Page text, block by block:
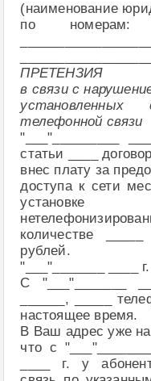
(наименование
по номерам:
ПРЕТЕНЗИЯ
в связи с
установленных
телефонной связи
"___"_________
статьи ____
внес плату за
доступа к сети
установке
количестве
рублей.
"___"_______ ____
С "___"_______
______, _____
настоящее время.
В Ваш адрес уже
что с
____ г. у